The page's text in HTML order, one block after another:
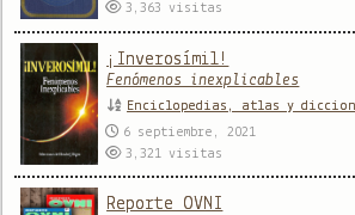
3,363visitas
¡Inverosímil!
Fenómenos inexplicables
Enciclopedias, atlas y
6 septiembre, 2021
3,321visitas
Reporte OVNI